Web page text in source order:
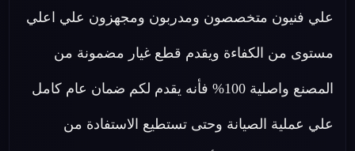
علي فنيون متخصصون ومدربون ومجهزون علي اعلي
مستوى من الكفاءة ويقدم قطع غيار مضمونة من
المصنع واصلية 100% فأنه يقدم لكم ضمان عام كامل
علي عملية الصيانة وحتى تستطيع الاستفادة من